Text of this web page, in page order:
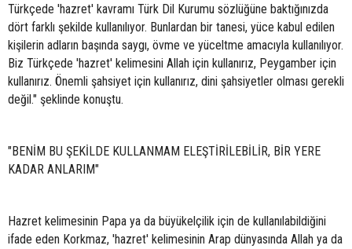
Türkçede 'hazret' kavramı Türk Dil Kurumu sözlüğüne baktığınızda
dört farklı şekilde kullanılıyor. Bunlardan bir tanesi, yüce kabul edilen
kişilerin adların başında saygı, övme ve yüceltme amacıyla kullanılıyor.
Biz Türkçede 'hazret' kelimesini Allah için kullanırız, Peygamber için
kullanırız. Önemli şahsiyet için kullanırız, dini şahsiyetler olması gerekli
değil." şeklinde konuştu.
"BENİM BU ŞEKİLDE KULLANMAM ELEŞTİRİLEBİLİR, BİR YERE
KADAR ANLARIM"
Hazret kelimesinin Papa ya da büyükelçilik için de kullanılabildiğini
ifade eden Korkmaz, 'hazret' kelimesinin Arap dünyasında Allah ya da